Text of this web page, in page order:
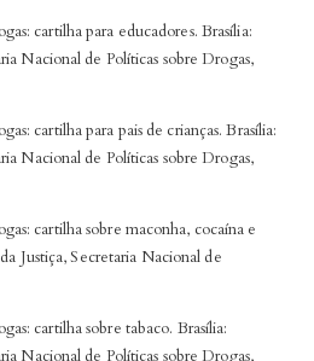
cartilha para educadores. Brasília:
Nacional de Políticas sobre Drogas,
cartilha para pais de crianças. Brasília:
Nacional de Políticas sobre Drogas,
cartilha sobre maconha, cocaína e
Justiça, Secretaria Nacional de
cartilha sobre tabaco. Brasília:
Nacional de Políticas sobre Drogas,